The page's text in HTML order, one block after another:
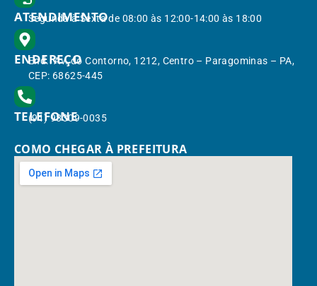
ATENDIMENTO
Segunda à Sexta de 08:00 às 12:00-14:00 às 18:00
ENDEREÇO
End.: Av. do Contorno, 1212, Centro – Paragominas – PA,
CEP: 68625-445
TELEFONE
(91) 98309-0035
COMO CHEGAR À PREFEITURA